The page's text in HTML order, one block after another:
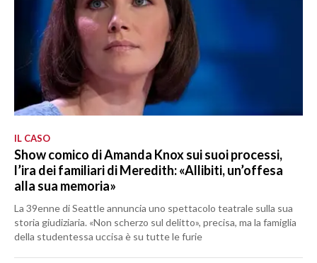
IL CASO
Show comico di Amanda Knox sui suoi processi,
l’ira dei familiari di Meredith: «Allibiti, un’offesa
alla sua memoria»
La 39enne di Seattle annuncia uno spettacolo teatrale sulla sua
storia giudiziaria. «Non scherzo sul delitto», precisa, ma la famiglia
della studentessa uccisa è su tutte le furie